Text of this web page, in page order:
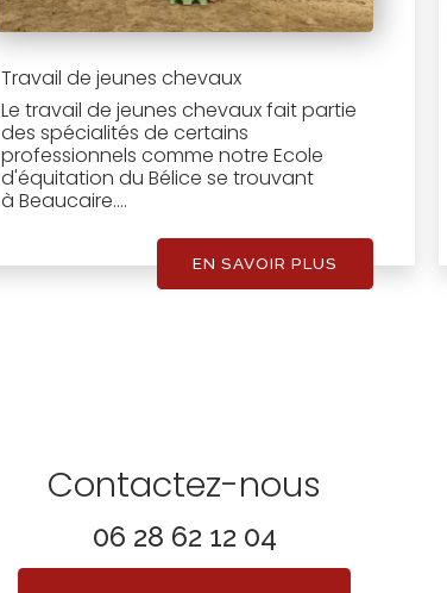
Travail de jeunes chevaux
Le travail de jeunes chevaux fait partie
des spécialités de certains
professionnels comme notre Ecole
d'équitation du Bélice se trouvant
à Beaucaire....
EN SAVOIR PLUS
Contactez-nous
06 28 62 12 04